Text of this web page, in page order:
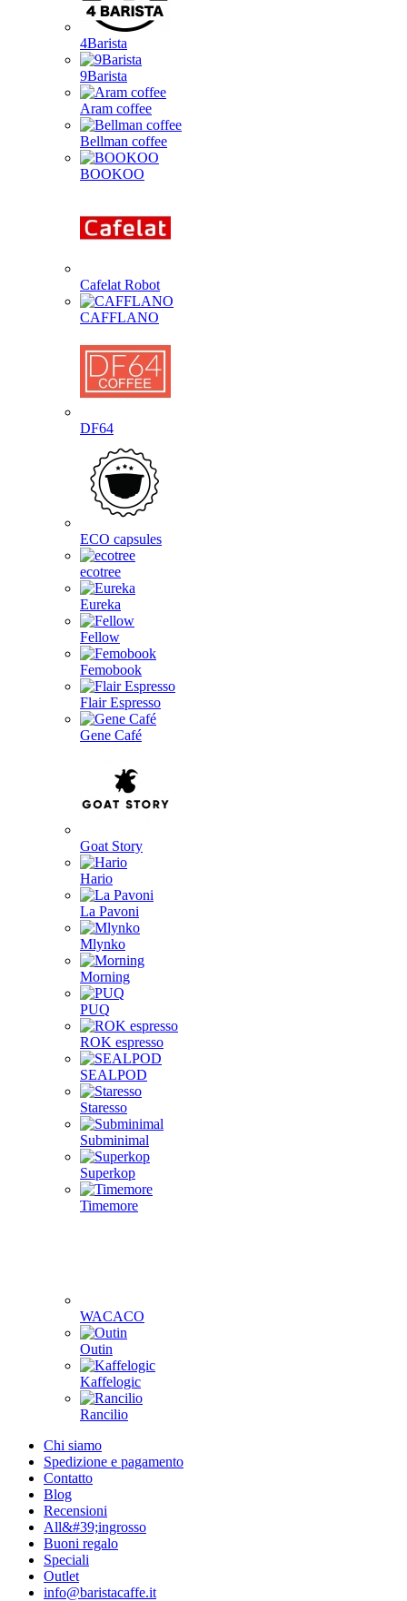
4Barista
9Barista
Aram coffee
Bellman coffee
BOOKOO
Cafelat Robot
CAFFLANO
DF64
ECO capsules
ecotree
Eureka
Fellow
Femobook
Flair Espresso
Gene Café
Goat Story
Hario
La Pavoni
Mlynko
Morning
PUQ
ROK espresso
SEALPOD
Staresso
Subminimal
Superkop
Timemore
WACACO
Outin
Kaffelogic
Rancilio
Chi siamo
Spedizione e pagamento
Contatto
Blog
Recensioni
All&#39;ingrosso
Buoni regalo
Speciali
Outlet
info@baristacaffe.it